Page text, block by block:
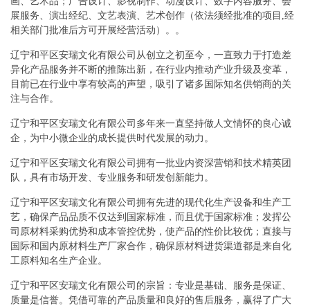
展服务、演出经纪、文艺表演、艺术创作（依法须经批准的项目,经
相关部门批准后方可开展经营活动）。。
辽宁和平区安瑞文化有限公司从创立之初至今，一直致力于打造差
异化产品服务并不断的推陈出新，在行业内推动产业升级及变革，
目前已在行业中享有较高的声望，吸引了诸多国际知名供销商的关
注与合作。
辽宁和平区安瑞文化有限公司多年来一直坚持做人文情怀的良心诚
企，为中小微企业的成长提供时代发展的动力。
辽宁和平区安瑞文化有限公司拥有一批业内资深营销和技术精英团
队，具有市场开发、专业服务和研发创新能力。
辽宁和平区安瑞文化有限公司拥有先进的现代化生产设备和生产工
艺，确保产品品质不仅达到国家标准，而且优于国家标准；发挥公
司原材料采购优势和成本管控优势，使产品的性价比较优；直接与
国际和国内原材料生产厂家合作，确保原材料进货渠道都是来自化
工原料知名生产企业。
辽宁和平区安瑞文化有限公司的宗旨：专业是基础、服务是保证、
质量是信誉。凭借可靠的产品质量和良好的售后服务，赢得了广大